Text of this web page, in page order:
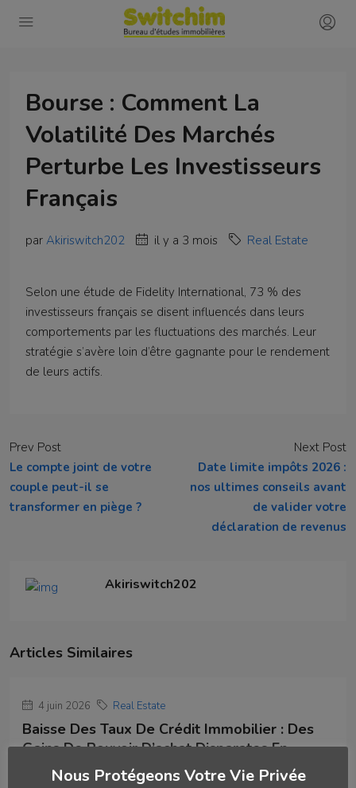
Bourse : Comment La
Volatilité Des Marchés
Perturbe Les Investisseurs
Français
par Akiriswitch202 il y a 3 mois Real Estate
Selon une étude de Fidelity International, 73 % des
investisseurs français se disent influencés dans leurs
comportements par les fluctuations des marchés. Leur
stratégie s’avère loin d’être gagnante pour le rendement
de leurs actifs.
Prev Post
Le compte joint de votre
couple peut-il se
transformer en piège ?
Next Post
Date limite impôts 2026 :
nos ultimes conseils avant
de valider votre
déclaration de revenus
Akiriswitch202
Articles Similaires
4 juin 2026 Real Estate
Baisse Des Taux De Crédit Immobilier : Des
Gains De Pouvoir D’achat Disparates En
EuropeNous Protégeons Votre Vie Privée